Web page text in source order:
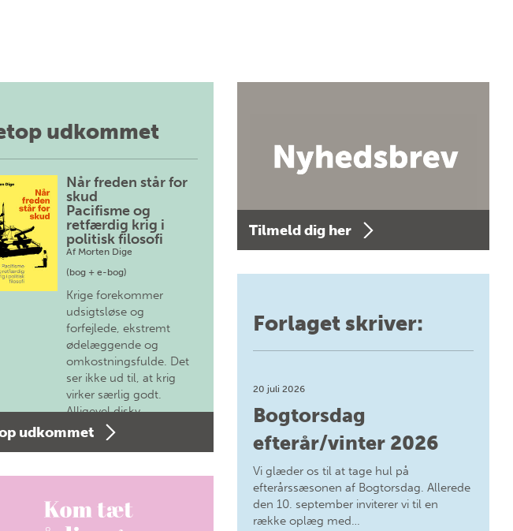
udkommet
Når freden står for
skud
Pacifisme og
retfærdig krig i
politisk filosofi
Af Morten Dige
(bog + e-bog)
Krige forekommer
udsigtsløse og
forfejlede, ekstremt
ødelæggende og
omkostningsfulde. Det
ser ikke ud til, at krig
virker særlig godt.
Alligevel diskv…
udkommet
Tilmeld dig her
Forlaget skriver:
20 juli 2026
Bogtorsdag
efterår/vinter 2026
Vi glæder os til at tage hul på
efterårssæsonen af Bogtorsdag. Allerede
den 10. september inviterer vi til en
række oplæg med…